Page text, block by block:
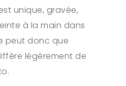
unique, gravée,
à la main dans
peut donc que
légèrement de